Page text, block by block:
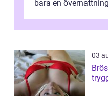
bara en
utgå...
03